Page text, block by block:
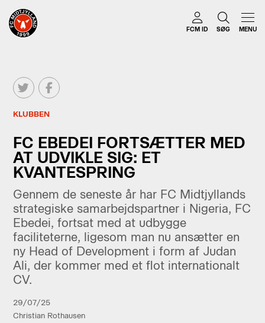
FCM ID SØG MENU
KLUBBEN
FC EBEDEI FORTSÆTTER MED
AT UDVIKLE SIG: ET
KVANTESPRING
Gennem de seneste år har FC Midtjyllands
strategiske samarbejdspartner i Nigeria, FC
Ebedei, fortsat med at udbygge
faciliteterne, ligesom man nu ansætter en
ny Head of Development i form af Judan
Ali, der kommer med et flot internationalt
CV.
29/07/25
Christian Rothausen